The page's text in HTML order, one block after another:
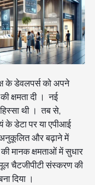
के डेवलपर्स को अपने
क्षमता दी । नई
हिस्सा थी । तब से,
के डेटा पर या एपीआई
और बढ़ाने में
मानक क्षमताओं में सुधार
चैटजीपीटी संस्करण की
दिया ।